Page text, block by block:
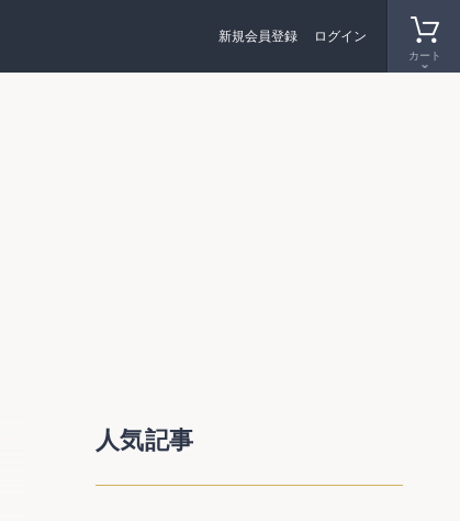
カート
新規会員登録 ログイン
人気記事